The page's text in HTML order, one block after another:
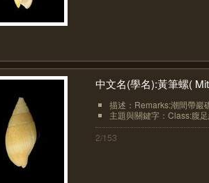
中文名(學名):黃筆螺(
描述：Remarks:潮間帶巖
主題與關鍵字：Class:腹
2/153